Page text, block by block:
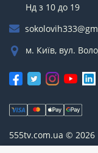
Нд з 10 до 19
м. Київ, вул.
555tv.com.ua © 2026